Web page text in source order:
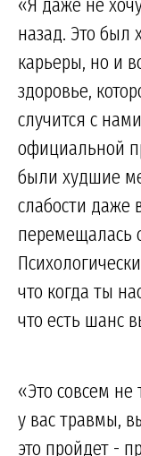
назад. Это был
карьеры, но и
здоровье,
случится с
официальной
были худшие
слабости даже
перемещалась
что когда ты
что есть шанс
«Это совсем не
у вас травмы,
это пройдет -